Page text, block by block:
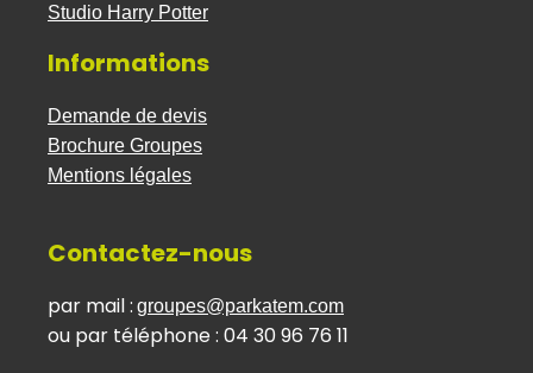
Studio Harry Potter
Informations
Demande de devis
Brochure Groupes
Mentions légales
Contactez-nous
par mail : groupes@parkatem.com
ou par téléphone : 04 30 96 76 11